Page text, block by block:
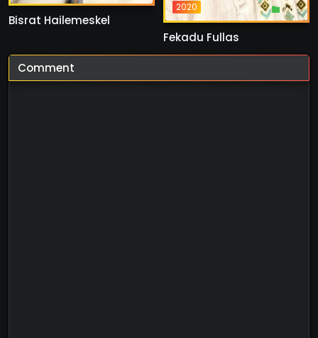
Bisrat Hailemeskel
2020 7 ስራ
Fekadu Fullas
Comment